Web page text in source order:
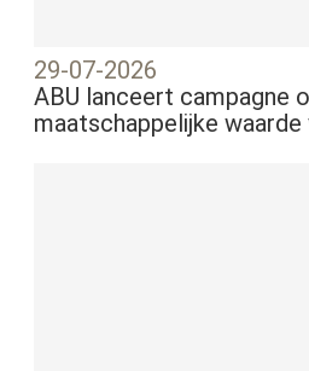
29-07-2026
ABU lanceert campagne
maatschappelijke waarde